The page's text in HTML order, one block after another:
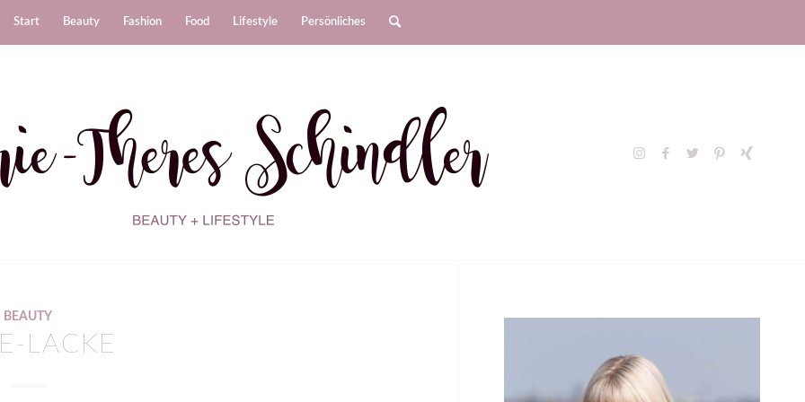
Start Beauty Fashion Food Lifestyle Persönliches
BEAUTY
LACKE